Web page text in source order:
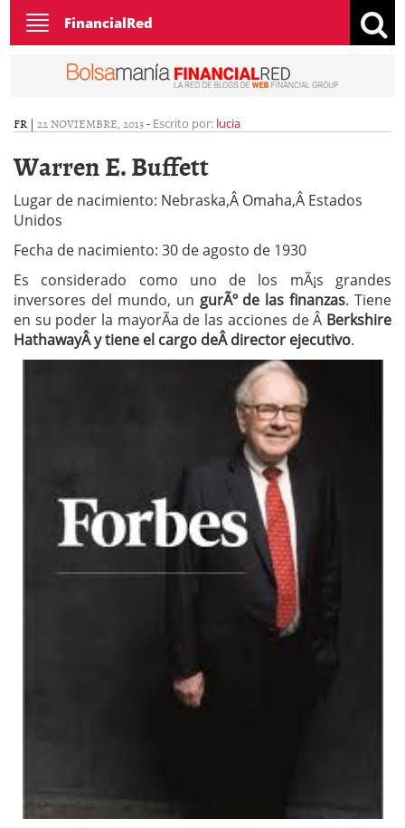
Toggle
navigation
FinancialRed
FR | 22 NOVIEMBRE, 2013- Escrito por: lucia
Warren E. Buffett
Lugar de nacimiento: Nebraska,Â Omaha,Â Estados
Unidos
Fecha de nacimiento: 30 de agosto de 1930
Es considerado como uno de los mÃ¡s grandes
inversores del mundo, un gurÃº de las finanzas. Tiene
en su poder la mayorÃ­a de las acciones de Â Berkshire
HathawayÂ y tiene el cargo deÂ director ejecutivo.